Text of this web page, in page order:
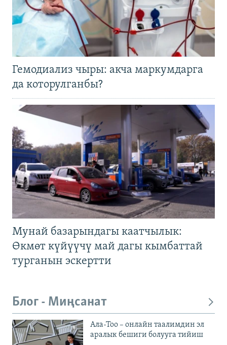
Гемодиализ чыры: акча маркумдарга
да которулганбы?
Мунай базарындагы каатчылык:
Өкмөт күйүүчү май дагы кымбаттай
турганын эскертти
Блог - Миңсанат
Ала-Тоо – онлайн таалимдин эл
аралык бешиги болууга тийиш